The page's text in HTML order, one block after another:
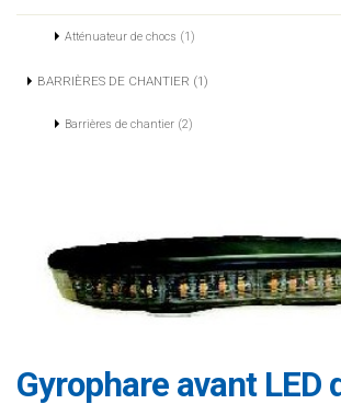
Atténuateur de chocs (1)
BARRIÈRES DE CHANTIER (1)
Barrières de chantier (2)
Gyrophare avant LED